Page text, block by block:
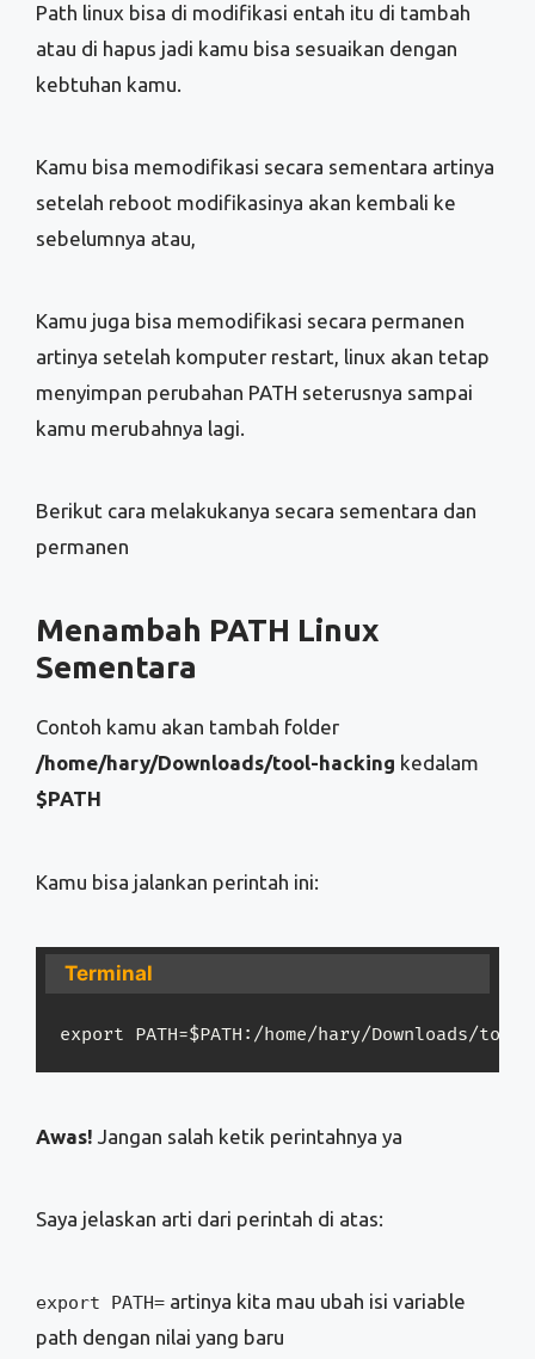
Path linux bisa di modifikasi entah itu di tambah
atau di hapus jadi kamu bisa sesuaikan dengan
kebtuhan kamu.
Kamu bisa memodifikasi secara sementara artinya
setelah reboot modifikasinya akan kembali ke
sebelumnya atau,
Kamu juga bisa memodifikasi secara permanen
artinya setelah komputer restart, linux akan tetap
menyimpan perubahan PATH seterusnya sampai
kamu merubahnya lagi.
Berikut cara melakukanya secara sementara dan
permanen
Menambah PATH Linux
Sementara
Contoh kamu akan tambah folder
/home/hary/Downloads/tool-hacking kedalam
$PATH
Kamu bisa jalankan perintah ini:
Terminal
export PATH=$PATH:/home/hary/Downloads/
Awas! Jangan salah ketik perintahnya ya
Saya jelaskan arti dari perintah di atas:
export PATH= artinya kita mau ubah isi variable
path dengan nilai yang baru